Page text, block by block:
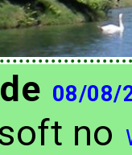
08/08/
no